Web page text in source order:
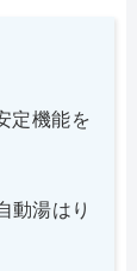
定機能を
動湯はり